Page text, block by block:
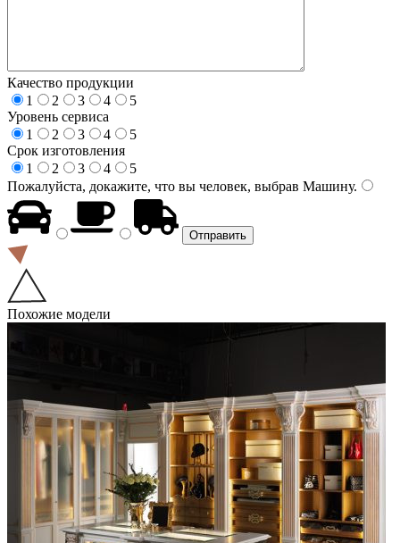
Качество продукции
1
2 3 4
5
Уровень сервиса
1
2 3 4
5
Срок изготовления
1
2 3 4
5
Пожалуйста, докажите, что вы человек, выбрав Машину.
Похожие модели